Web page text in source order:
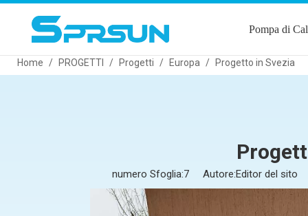
Pompa di
Home / PROGETTI / Progetti / Europa / Progetto in Svezia
numero Sfoglia:7Autore:Editor del sito